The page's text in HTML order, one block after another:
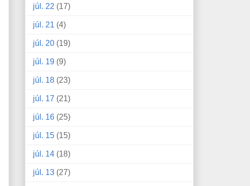
júl. 22 (17)
júl. 21 (4)
júl. 20 (19)
júl. 19 (9)
júl. 18 (23)
júl. 17 (21)
júl. 16 (25)
júl. 15 (15)
júl. 14 (18)
júl. 13 (27)